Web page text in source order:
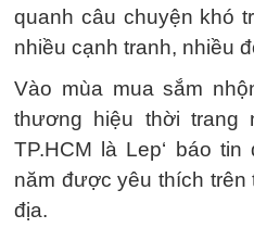
quanh câu chuyện khó
nhiều cạnh tranh, nhiều
Vào mùa mua sắm
thương hiệu thời
TP.HCM là Lep‘ báo
năm được yêu thích
địa.